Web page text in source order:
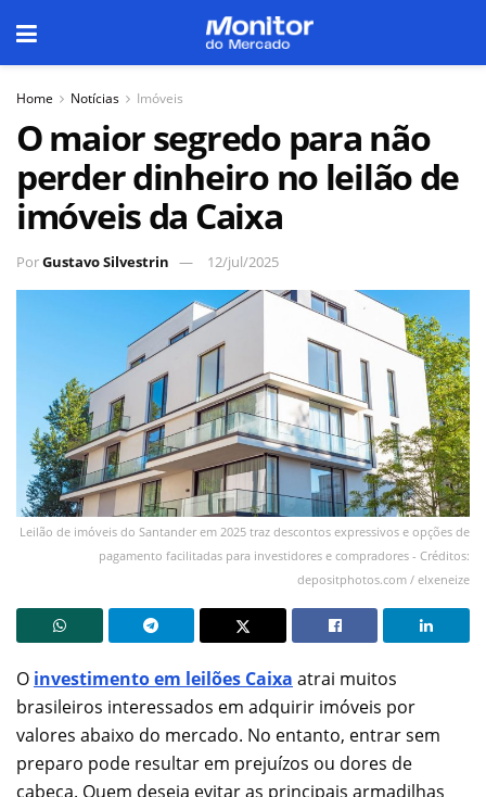
Home Notícias Imóveis
O maior segredo para não
perder dinheiro no leilão de
imóveis da Caixa
PorGustavo Silvestrin 12/jul/2025
Leilão de imóveis do Santander em 2025 traz descontos expressivos e opções de
pagamento facilitadas para investidores e compradores - Créditos:
depositphotos.com / elxeneize
O investimento em leilões Caixa atrai muitos
brasileiros interessados em adquirir imóveis por
valores abaixo do mercado. No entanto, entrar sem
preparo pode resultar em prejuízos ou dores de
cabeça. Quem deseja evitar as principais armadilhas